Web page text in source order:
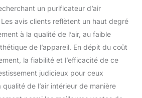
un purificateur d’air
avis clients reflètent un haut degré
à la qualité de l’air, au faible
de l’appareil. En dépit du coût
la fiabilité et l’efficacité de ce
judicieux pour ceux
de l’air intérieur de manière